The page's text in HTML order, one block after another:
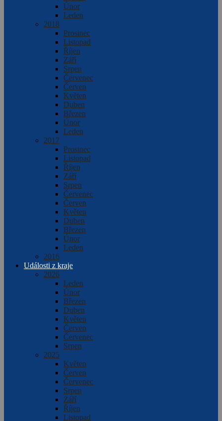
Únor
Leden
2018
Prosinec
Listopad
Říjen
Září
Srpen
Červenec
Červen
Květen
Duben
Březen
Únor
Leden
2017
Prosinec
Listopad
Říjen
Září
Srpen
Červenec
Červen
Květen
Duben
Březen
Únor
Leden
2016
Události z kraje
2026
Leden
Únor
Březen
Duben
Květen
Červen
Červenec
Srpen
2025
Květen
Červen
Červenec
Srpen
Září
Říjen
Listopad